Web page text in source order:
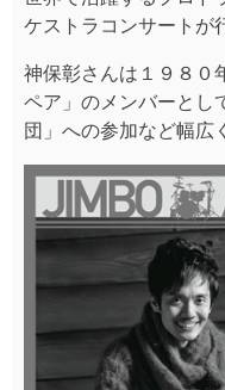
ケストラコンサートが
神保彰さんは１９８０
ペア」のメンバーとし
団」への参加など幅広